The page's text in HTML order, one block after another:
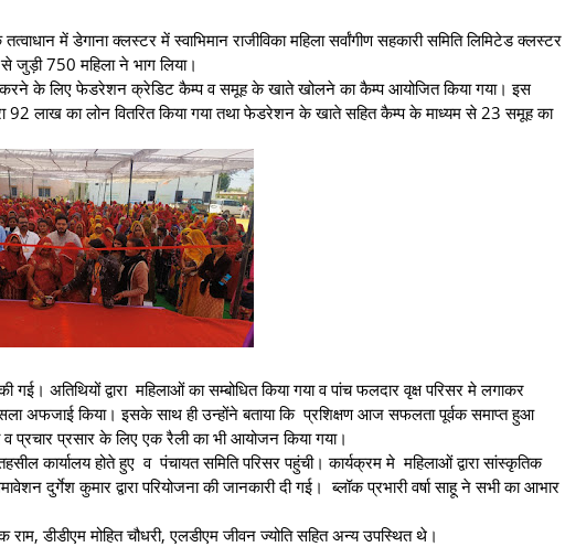
में डेगाना क्लस्टर में स्वाभिमान राजीविका महिला सर्वांगीण सहकारी समिति लिमिटेड क्लस्टर
750 महिला ने भाग लिया।
करने के लिए फेडरेशन क्रेडिट कैम्प व समूह के खाते खोलने का कैम्प आयोजित किया गया। इस
लाख का लोन वितरित किया गया तथा फेडरेशन के खाते सहित कैम्प के माध्यम से 23 समूह का
अतिथियों द्वारा महिलाओं का सम्बोधित किया गया व पांच फलदार वृक्ष परिसर मे लगाकर
अफजाई किया। इसके साथ ही उन्होंने बताया कि प्रशिक्षण आज सफलता पूर्वक समाप्त हुआ
प्रसार के लिए एक रैली का भी आयोजन किया गया।
कार्यालय होते हुए व पंचायत समिति परिसर पहुंची। कार्यक्रम मे महिलाओं द्वारा सांस्कृतिक
दुर्गेश कुमार द्वारा परियोजना की जानकारी दी गई। ब्लॉक प्रभारी वर्षा साहू ने सभी का आभार
डीडीएम मोहित चौधरी, एलडीएम जीवन ज्योति सहित अन्य उपस्थित थे।